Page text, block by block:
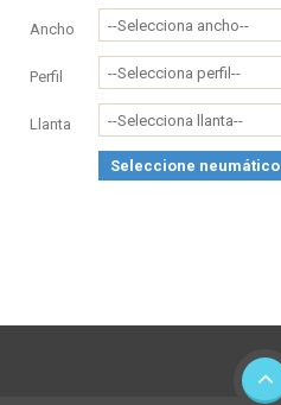
Ancho
Perfil
Llanta
Seleccione neumático